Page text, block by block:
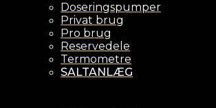
Doseringspumper
Privat brug
Pro brug
Reservedele
Termometre
SALTANLÆG